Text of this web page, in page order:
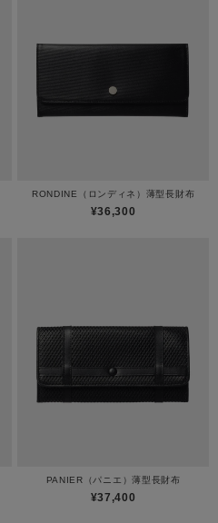
RONDINE（ロンディネ）薄型長財布
¥36,300
PANIER（パニエ）薄型長財布
¥37,400